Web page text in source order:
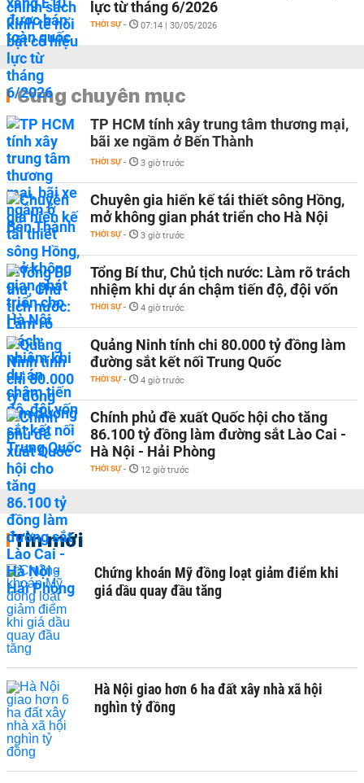
lực từ tháng 6/2026
THỜI SỰ - 07:14 | 30/05/2026
Cùng chuyên mục
TP HCM tính xây trung tâm thương mại,
bãi xe ngầm ở Bến Thành
THỜI SỰ - 3 giờ trước
Chuyên gia hiến kế tái thiết sông Hồng,
mở không gian phát triển cho Hà Nội
THỜI SỰ - 3 giờ trước
Tổng Bí thư, Chủ tịch nước: Làm rõ trách
nhiệm khi dự án chậm tiến độ, đội vốn
THỜI SỰ - 4 giờ trước
Quảng Ninh tính chi 80.000 tỷ đồng làm
đường sắt kết nối Trung Quốc
THỜI SỰ - 4 giờ trước
Chính phủ đề xuất Quốc hội cho tăng
86.100 tỷ đồng làm đường sắt Lào Cai -
Hà Nội - Hải Phòng
THỜI SỰ - 12 giờ trước
Tin mới
Chứng khoán Mỹ đồng loạt giảm điểm khi
giá dầu quay đầu tăng
Hà Nội giao hơn 6 ha đất xây nhà xã hội
nghìn tỷ đồng